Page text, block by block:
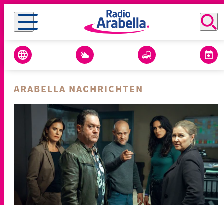
ARABELLA NACHRICHTEN